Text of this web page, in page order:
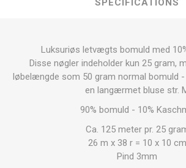
SPECIFICATIONS
Luksuriøs letvægts bomuld med
Disse nøgler indeholder kun 25 gram,
løbelængde som 50 gram normal bomuld -
en langærmet bluse str.
90% bomuld - 10%
Ca. 125 meter pr. 25
26 m x 38 r = 10 x 10 cm
Pind 3mm